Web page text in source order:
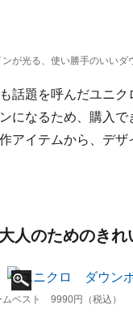
が光る、使い勝手のいいダ
話題を呼んだユニ
になるため、購入
アイテムから、デ
人のためのきれ
ベスト 9990円（税込）